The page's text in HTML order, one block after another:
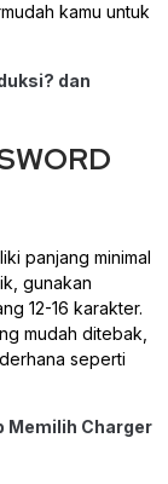
kamu untuk
dan
panjang minimal
gunakan
12-16 karakter.
mudah ditebak,
seperti
Memilih Charger